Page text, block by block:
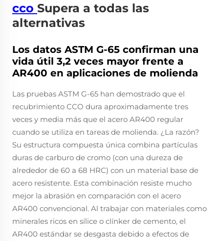
cco Supera a todas las
alternativas
Los datos ASTM G-65 confirman una
vida útil 3,2 veces mayor frente a
AR400 en aplicaciones de molienda
Las pruebas ASTM G-65 han demostrado que el
recubrimiento CCO dura aproximadamente tres
veces y media más que el acero AR400 regular
cuando se utiliza en tareas de molienda. ¿La razón?
Su estructura compuesta única combina partículas
duras de carburo de cromo (con una dureza de
alrededor de 60 a 68 HRC) con un material base de
acero resistente. Esta combinación resiste mucho
mejor la abrasión en comparación con el acero
AR400 convencional. Al trabajar con materiales como
minerales ricos en sílice o clínker de cemento, el
AR400 estándar se desgasta debido a efectos de